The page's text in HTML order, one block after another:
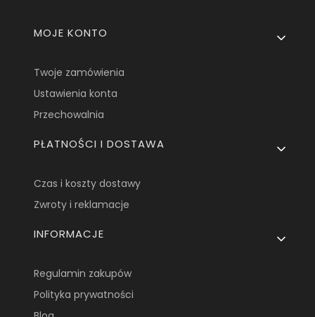
Linki w stopce
MOJE KONTO
Twoje zamówienia
Ustawienia konta
Przechowalnia
PŁATNOŚCI I DOSTAWA
Czas i koszty dostawy
Zwroty i reklamacje
INFORMACJE
Regulamin zakupów
Polityka prywatności